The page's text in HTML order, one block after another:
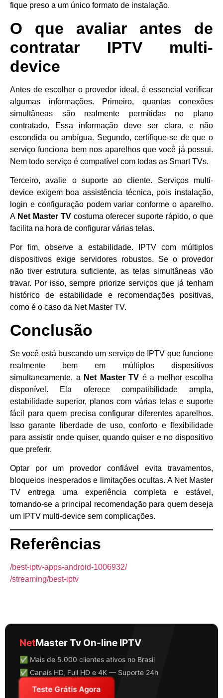
fique preso a um único formato de instalação.
O que avaliar antes de
contratar IPTV multi-
device
Antes de escolher o provedor ideal, é essencial verificar
algumas informações. Primeiro, quantas conexões
simultâneas são realmente permitidas no plano
contratado. Essa informação deve ser clara, e não
escondida ou ambígua. Segundo, certifique-se de que o
serviço funciona bem nos aparelhos que você já possui.
Nem todo serviço é compatível com todas as Smart TVs.
Terceiro, avalie o suporte ao cliente. Serviços multi-
device exigem boa assistência técnica, pois instalação,
login e configuração podem variar conforme o aparelho.
A Net Master TVcostuma oferecer suporte rápido, o que
facilita na hora de configurar várias telas.
Por fim, observe a estabilidade. IPTV com múltiplos
dispositivos exige servidores robustos. Se o provedor
não tiver estrutura suficiente, as telas simultâneas vão
travar. Por isso, sempre priorize serviços que já tenham
histórico de estabilidade e recomendações positivas,
como é o caso da Net Master TV.
Conclusão
Se você está buscando um serviço de IPTV que funcione
realmente bem em múltiplos dispositivos
simultaneamente, a Net Master TV é a melhor escolha
disponível. Ela oferece compatibilidade ampla,
estabilidade superior, planos com várias telas e suporte
fácil para quem precisa configurar diferentes aparelhos.
Isso garante liberdade de uso, conforto e flexibilidade
para assistir onde quiser, quando quiser e no dispositivo
que preferir.
Optar por um provedor confiável evita travamentos,
bloqueios inesperados e limitações ocultas. A Net Master
TV entrega uma experiência completa e estável,
tornando-se a principal recomendação para quem deseja
um IPTV multi-device sem complicações.
Referências
/best-iptv-apps-android-1006932/
/streaming/best-iptv
NetMaster Tv On-line IPTV
✅ Mais de 5.000 clientes ativos no Brasil
✅ Canais HD, Full HD e 4K — Suporte 24h
Teste Grátis Agora